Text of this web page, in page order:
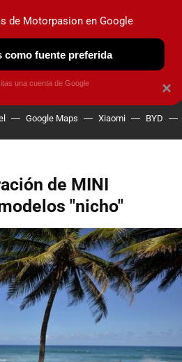
OBSERVATORIO
Google Maps Xiaomi BYD
de MINI
"nicho"
×
de Motorpasion en Google
como fuente preferida
una cuenta de Google